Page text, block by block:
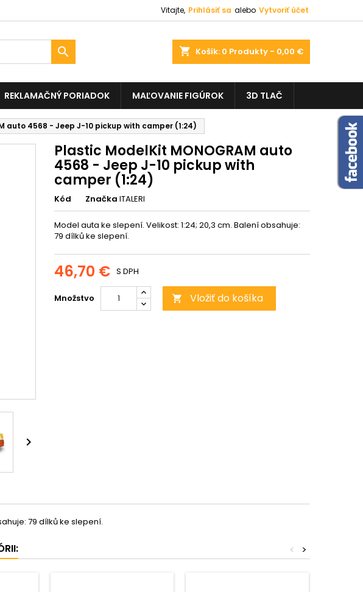
Vitajte, Prihlásiť sa alebo Vytvoriť účet
shopping_cart Košík: 0 Produkty - 0,00 €

REKLAMAČNÝ PORIADOK MAĽOVANIE FIGÚROK 3D TLAČ
auto 4568 - Jeep J-10 pickup with camper (1:24)

Plastic ModelKit MONOGRAM auto
4568 - Jeep J-10 pickup with
camper (1:24)
Kód Značka ITALERI
Model auta ke slepení. Velikost: 1:24; 20,3 cm. Balení obsahuje:
79 dílků ke slepení.
46,70 € S DPH
Množstvo  Vložiť do košíka
79 dílků ke slepení.
>
<